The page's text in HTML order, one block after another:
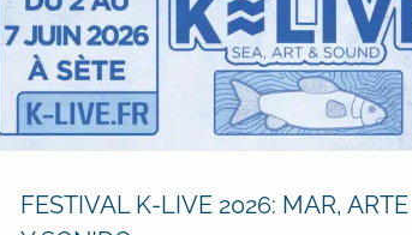
FESTIVAL K-LIVE 2026: MAR, ARTE